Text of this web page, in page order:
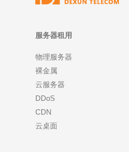
服务器租用
物理服务器
裸金属
云服务器
DDoS
CDN
云桌面